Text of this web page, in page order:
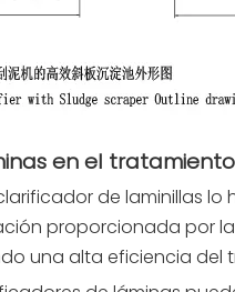
en el
de laminillas
proporcionada por
una alta eficiencia del